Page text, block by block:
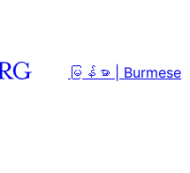
မြန်မာ | Burmese